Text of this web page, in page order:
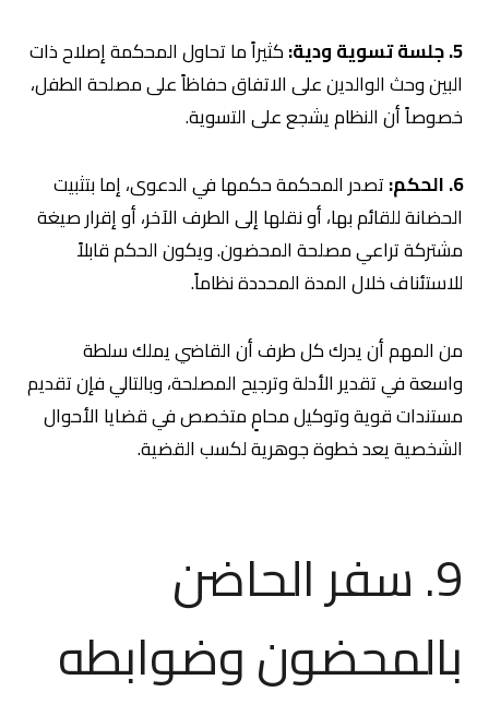
5. جلسة تسوية ودية:
كثيراً ما تحاول المحكمة إصلاح ذات
البين وحث الوالدين على الاتفاق حفاظاً على مصلحة الطفل،
خصوصاً أن النظام يشجع على التسوية.
6. الحكم:
تصدر المحكمة حكمها في الدعوى، إما بتثبيت
الحضانة للقائم بها، أو نقلها إلى الطرف الآخر، أو إقرار صيغة
مشتركة تراعي مصلحة المحضون. ويكون الحكم قابلاً
للاستئناف خلال المدة المحددة نظاماً.
من المهم أن يدرك كل طرف أن القاضي يملك سلطة
واسعة في تقدير الأدلة وترجيح المصلحة، وبالتالي فإن تقديم
مستندات قوية وتوكيل محامٍ متخصص في قضايا الأحوال
الشخصية يعد خطوة جوهرية لكسب القضية.
9. سفر الحاضن
بالمحضون وضوابطه